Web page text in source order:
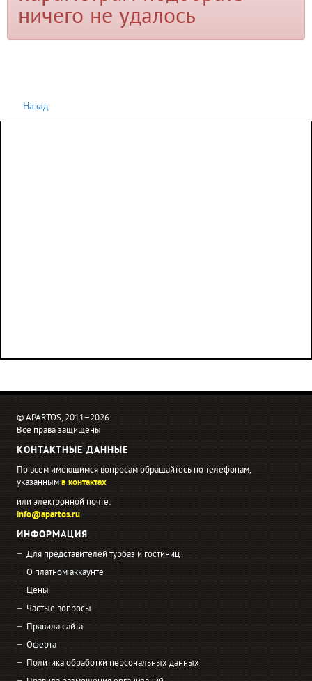
ничего не удалось
Назад
© APARTOS, 2011−2026
Все права защищены
КОНТАКТНЫЕ ДАННЫЕ
По всем имеющимся вопросам обращайтесь по телефонам,
указаннымв контактах
или электронной почте:
info@apartos.ru
ИНФОРМАЦИЯ
Для представителей турбаз и гостиниц
О платном аккаунте
Цены
Частые вопросы
Правила сайта
Оферта
Политика обработки персональных данных